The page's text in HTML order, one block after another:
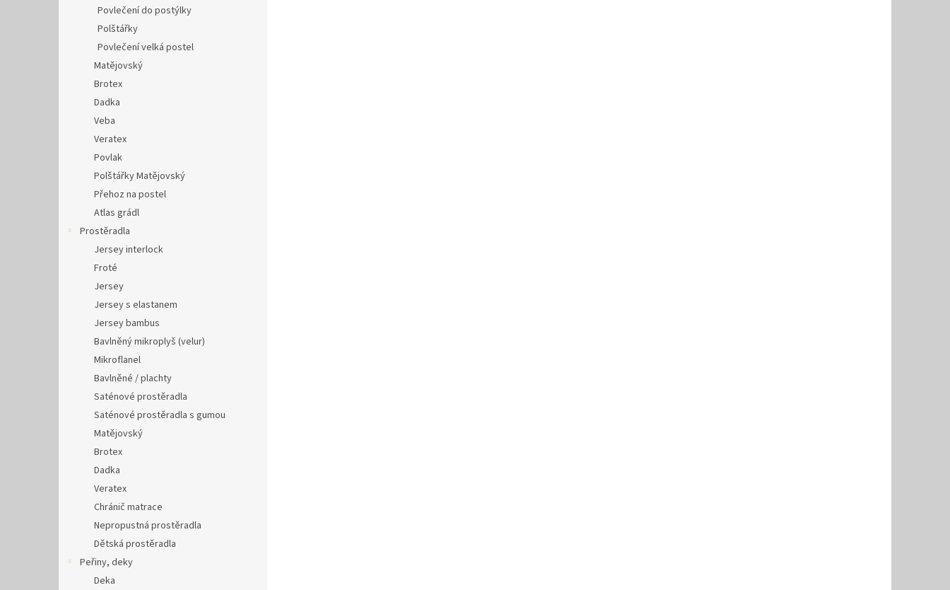
Povlečení do postýlky
Polštářky
Povlečení velká postel
Matějovský
Brotex
Dadka
Veba
Veratex
Povlak
Polštářky Matějovský
Přehoz na postel
Atlas grádl
Prostěradla
Jersey interlock
Froté
Jersey
Jersey s elastanem
Jersey bambus
Bavlněný mikroplyš (velur)
Mikroflanel
Bavlněné / plachty
Saténové prostěradla
Saténové prostěradla s gumou
Matějovský
Brotex
Dadka
Veratex
Chránič matrace
Nepropustná prostěradla
Dětská prostěradla
Peřiny, deky
Deka